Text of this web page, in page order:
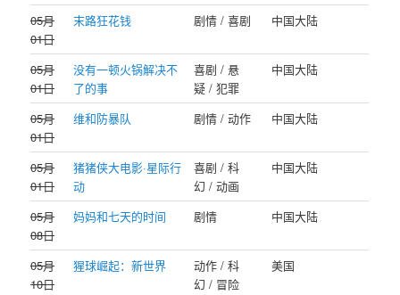
05月
01日
末路狂花钱 剧情 / 喜剧 中国大陆
05月
01日
没有一顿火锅解决不
了的事
喜剧 / 悬
疑 / 犯罪
中国大陆
05月
01日
维和防暴队 剧情 / 动作 中国大陆
05月
01日
猪猪侠大电影·星际行
动
喜剧 / 科
幻 / 动画
中国大陆
05月
08日
妈妈和七天的时间 剧情 中国大陆
05月
10日
猩球崛起：新世界
动作 / 科
幻 / 冒险
美国